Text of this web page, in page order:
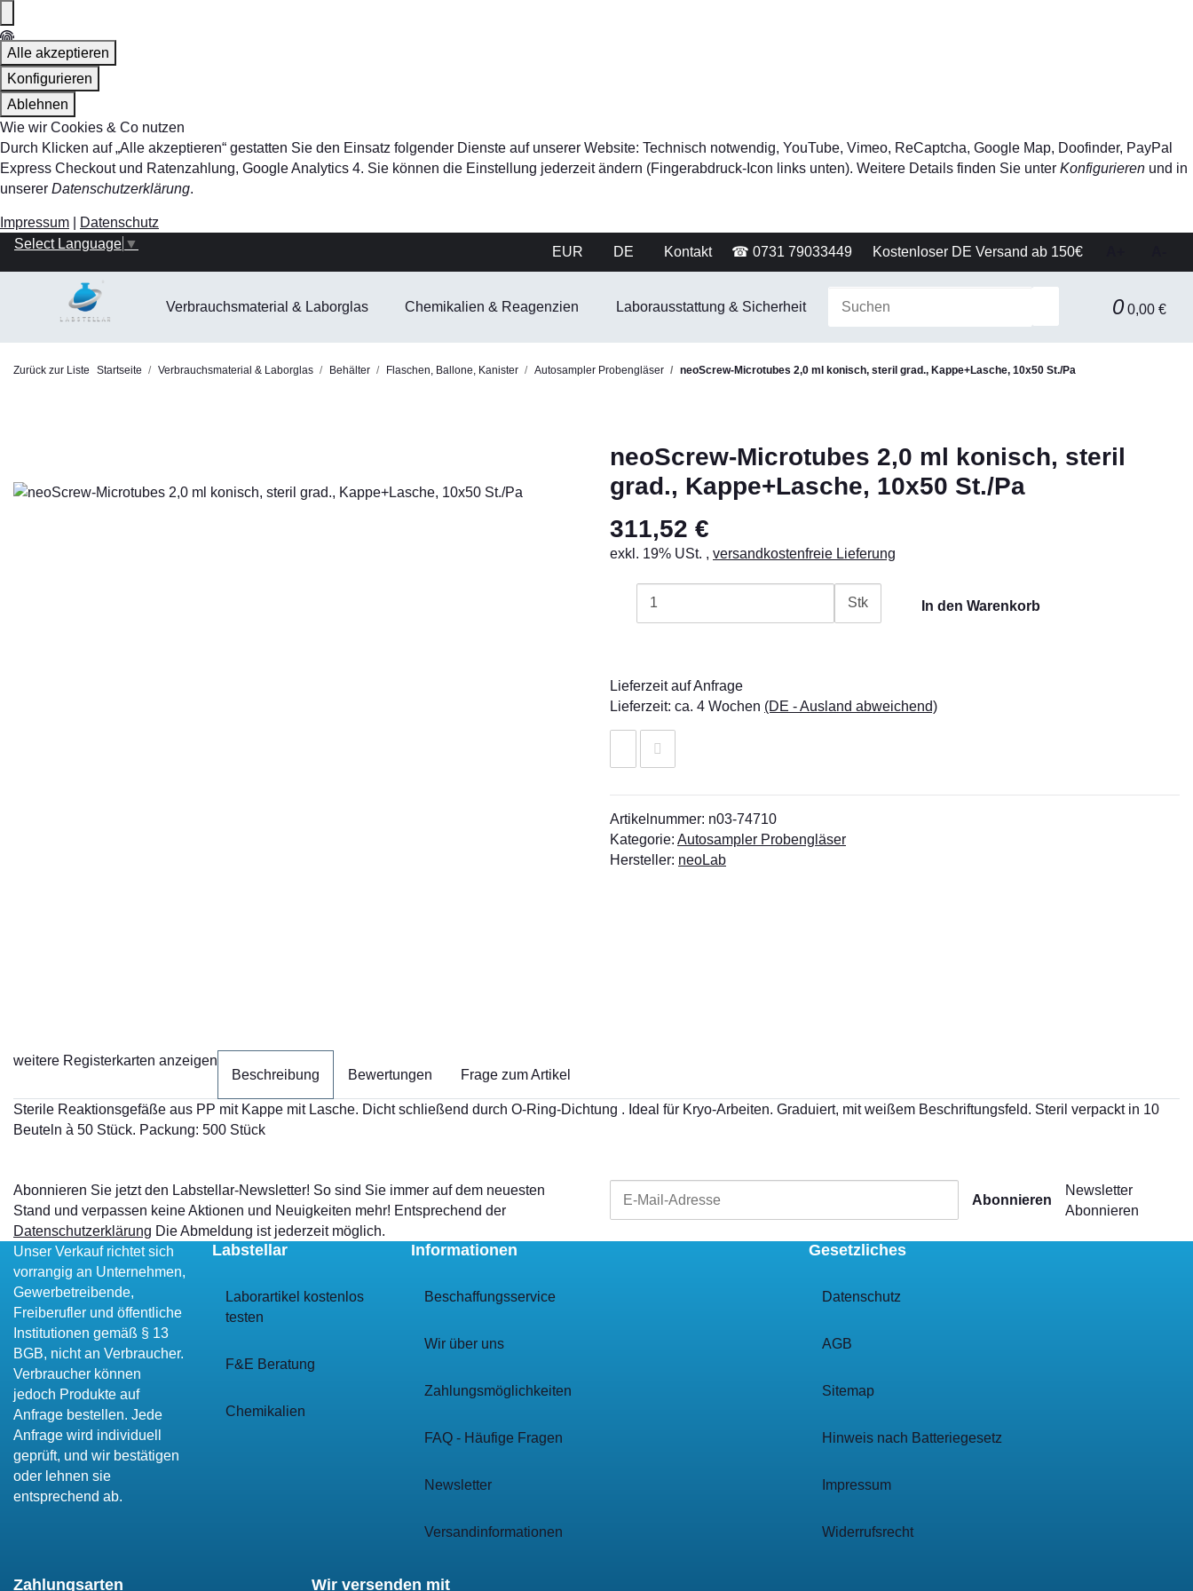
Alle akzeptieren
Konfigurieren
Ablehnen
Wie wir Cookies & Co nutzen
Durch Klicken auf „Alle akzeptieren“ gestatten Sie den Einsatz folgender Dienste auf unserer Website: Technisch notwendig, YouTube, Vimeo, ReCaptcha, Google Map, Doofinder, PayPal
Express Checkout und Ratenzahlung, Google Analytics 4. Sie können die Einstellung jederzeit ändern (Fingerabdruck-Icon links unten). Weitere Details finden Sie unter Konfigurieren und in
unserer Datenschutzerklärung.
Impressum
Datenschutz
EUR
DE Kontakt ☎ 0731 79033449 Kostenloser DE Versand ab 150€
Select Language ▼
0 0,00 €
Verbrauchsmaterial & Laborglas Chemikalien & Reagenzien Laborausstattung & Sicherheit Gerätetechnik Filtration & Separationstechnik
Zurück zur Liste Startseite Verbrauchsmaterial & Laborglas Behälter Flaschen, Ballone, Kanister Autosampler Probengläser neoScrew-Microtubes 2,0 ml konisch, steril grad., Kappe+Lasche, 10x50 St./Pa
neoScrew-Microtubes 2,0 ml konisch, steril
grad., Kappe+Lasche, 10x50 St./Pa
311,52 €
exkl. 19% USt. , versandkostenfreie Lieferung
Stk In den Warenkorb
Lieferzeit auf Anfrage
Lieferzeit: ca. 4 Wochen (DE - Ausland abweichend)
Artikelnummer: n03-74710
Kategorie: Autosampler Probengläser
Hersteller: neoLab
weitere Registerkarten anzeigen
Beschreibung
Bewertungen Frage zum Artikel
Sterile Reaktionsgefäße aus PP mit Kappe mit Lasche. Dicht schließend durch O-Ring-Dichtung . Ideal für Kryo-Arbeiten. Graduiert, mit weißem Beschriftungsfeld. Steril verpackt in 10
Beuteln à 50 Stück. Packung: 500 Stück
Abonnieren Sie jetzt den Labstellar-Newsletter! So sind Sie immer auf dem neuesten
Stand und verpassen keine Aktionen und Neuigkeiten mehr! Entsprechend der
Datenschutzerklärung Die Abmeldung ist jederzeit möglich.
Abonnieren
Newsletter
Abonnieren
Unser Verkauf richtet sich
vorrangig an Unternehmen,
Gewerbetreibende,
Freiberufler und öffentliche
Institutionen gemäß § 13
BGB, nicht an Verbraucher.
Verbraucher können
jedoch Produkte auf
Anfrage bestellen. Jede
Anfrage wird individuell
geprüft, und wir bestätigen
oder lehnen sie
entsprechend ab.
Labstellar
Laborartikel kostenlos
testen
F&E Beratung
Chemikalien
Informationen
Beschaffungsservice
Wir über uns
Zahlungsmöglichkeiten
FAQ - Häufige Fragen
Newsletter
Versandinformationen
Gesetzliches
Datenschutz
AGB
Sitemap
Hinweis nach Batteriegesetz
Impressum
Widerrufsrecht
Zahlungsarten Wir versenden mit